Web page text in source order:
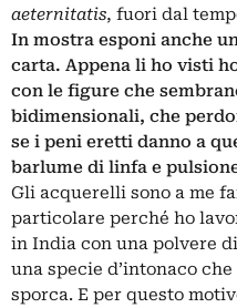
aeternitatis, fuori dal
In mostra esponi anche
carta. Appena li ho visti
con le figure che
bidimensionali, che
se i peni eretti danno a
barlume di linfa e
Gli acquerelli sono a me
particolare perché ho
in India con una polvere
una specie d’intonaco
sporca. E per questo